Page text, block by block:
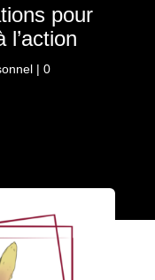
pour
l’action
| 0